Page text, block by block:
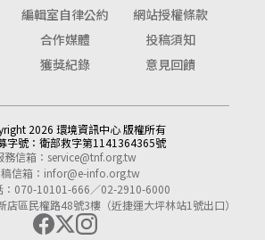
編輯室自律公約
網站授權條款
合作媒體
投稿須知
獲獎紀錄 意見回饋
2026 環境資訊中心 版權所有
字號： 衛部救字第1141364365號
務信箱： service@tnf.org.tw
信箱： infor@e-info.org.tw
：070-10101-666／02-2910-6000
區民權路48號3樓（近捷運大坪林站1號出口）